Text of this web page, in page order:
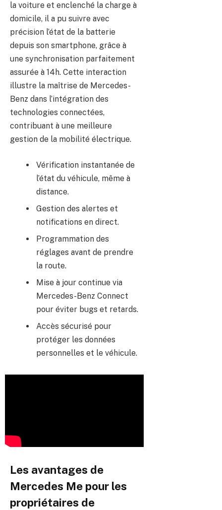
la voiture et enclenché la charge à
domicile, il a pu suivre avec
précision l’état de la batterie
depuis son smartphone, grâce à
une synchronisation parfaitement
assurée à 14h. Cette interaction
illustre la maîtrise de Mercedes-
Benz dans l’intégration des
technologies connectées,
contribuant à une meilleure
gestion de la mobilité électrique.
Vérification instantanée de
l’état du véhicule, même à
distance.
Gestion des alertes et
notifications en direct.
Programmation des
réglages avant de prendre
la route.
Mise à jour continue via
Mercedes-Benz Connect
pour éviter bugs et retards.
Accès sécurisé pour
protéger les données
personnelles et le véhicule.
Les avantages de
Mercedes Me pour les
propriétaires de